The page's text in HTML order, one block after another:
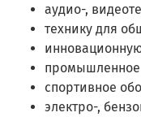
аудио-,
технику для
промышленное
спортивное
электро-,